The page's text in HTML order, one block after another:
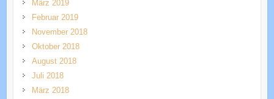
März 2019
Februar 2019
November 2018
Oktober 2018
August 2018
Juli 2018
März 2018